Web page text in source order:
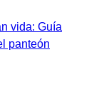
vida: Guía
panteón